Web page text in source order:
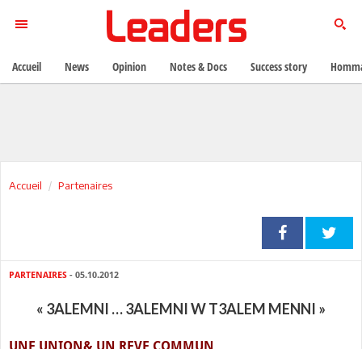
Accueil Partenaires
PARTENAIRES - 05.10.2012
« 3ALEMNI … 3ALEMNI W T3ALEM MENNI »
Accueil News Opinion Notes & Docs Success story